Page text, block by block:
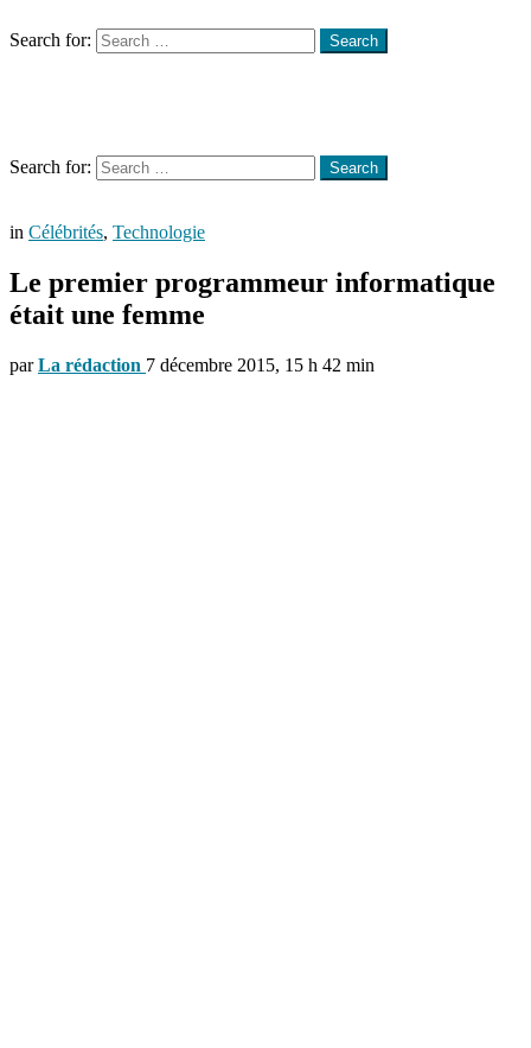
Search for:
Search
Search for:
Search
in Célébrités, Technologie
Le premier programmeur informatique
était une femme
par La rédaction 7 décembre 2015, 15 h 42 min